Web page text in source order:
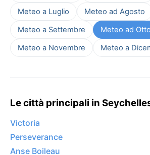
Meteo a Luglio
Meteo ad Agosto
Meteo a Settembre
Meteo ad
Meteo a Novembre
Meteo a
Le città principali in
Victoria
Perseverance
Anse Boileau